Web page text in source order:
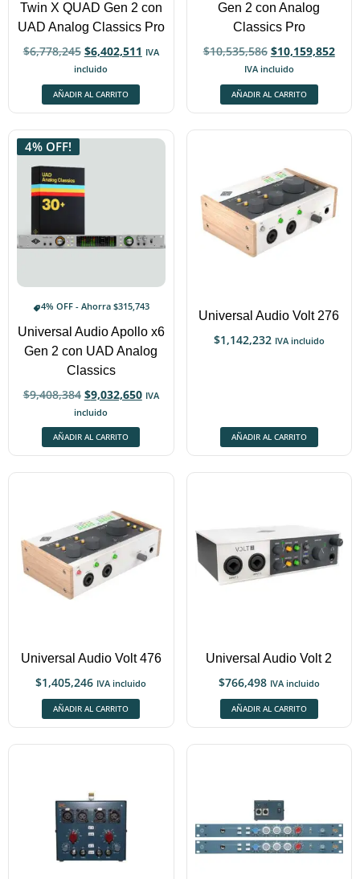
Twin X QUAD Gen 2 con
UAD Analog Classics Pro
$6,778,245 $6,402,511 IVA
incluido
AÑADIR AL CARRITO
Gen 2 con Analog
Classics Pro
$10,535,586 $10,159,852
IVA incluido
AÑADIR AL CARRITO
4% OFF!
4% OFF - Ahorra $315,743
Universal Audio Apollo x6
Gen 2 con UAD Analog
Classics
$9,408,384 $9,032,650 IVA
incluido
AÑADIR AL CARRITO
Universal Audio Volt 276
$1,142,232 IVA incluido
AÑADIR AL CARRITO
Universal Audio Volt 476
$1,405,246 IVA incluido
AÑADIR AL CARRITO
Universal Audio Volt 2
$766,498 IVA incluido
AÑADIR AL CARRITO